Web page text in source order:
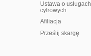
Ustawa o usługach
cyfrowych
Afiliacja
Prześlij skargę